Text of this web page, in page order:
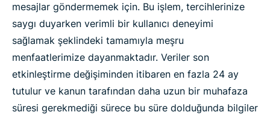
mesajlar göndermemek için. Bu işlem, tercihlerinize
saygı duyarken verimli bir kullanıcı deneyimi
sağlamak şeklindeki tamamıyla meşru
menfaatlerimize dayanmaktadır. Veriler son
etkinleştirme değişiminden itibaren en fazla 24 ay
tutulur ve kanun tarafından daha uzun bir muhafaza
süresi gerekmediği sürece bu süre dolduğunda bilgiler